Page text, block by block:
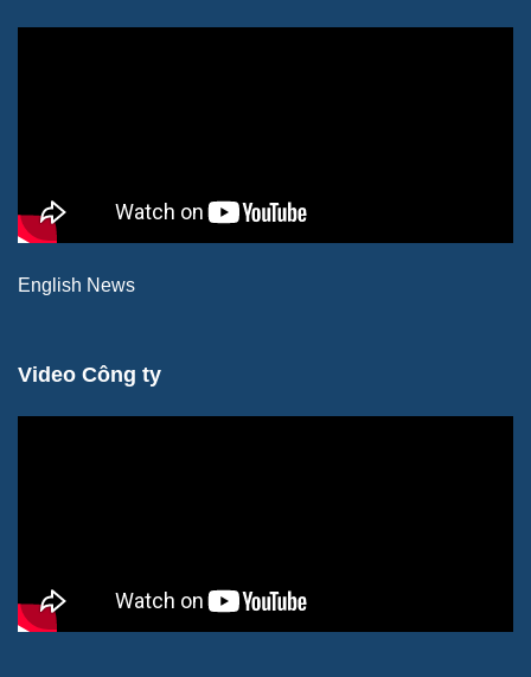
English News
Video Công ty